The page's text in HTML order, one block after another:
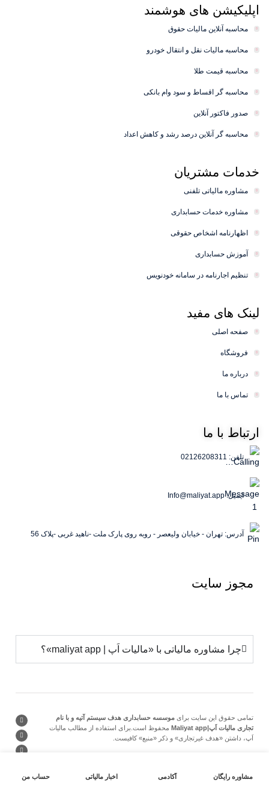
اپلیکیشن های هوشمند
محاسبه آنلاین مالیات حقوق
محاسبه مالیات نقل و انتقال خودرو
محاسبه قیمت طلا
محاسبه گر اقساط و سود وام بانکی
صدور فاکتور آنلاین
محاسبه گر آنلاین درصد رشد و کاهش اعداد
خدمات مشتریان
مشاوره مالیاتی تلفنی
مشاوره خدمات حسابداری
اظهارنامه اشخاص حقوقی
آموزش حسابداری
تنظیم اجارنامه در سامانه خودنویس
لینک های مفید
صفحه اصلی
فروشگاه
درباره ما
تماس با ما
ارتباط با ما
تلفن: 02126208311
ایمیل: Info@maliyat.app
آدرس: تهران - خیابان ولیعصر - روبه روی پارک ملت -ناهید غربی -پلاک 56
مجوز سایت
چرا مشاوره مالیاتی با «مالیات اَپ | maliyat app»؟
تمامی حقوق این سایت برای موسسه حسابداری هدف سیستم آتیه و با نام
تجاری مالیات اَپ|Maliyat app
محفوظ است.برای استفاده از مطالب مالیات
اَپ، داشتن «هدف غیرتجاری» و ذکر «منبع» کافیست.
مشاوره رایگان آکادمی اخبار مالیاتی حساب من